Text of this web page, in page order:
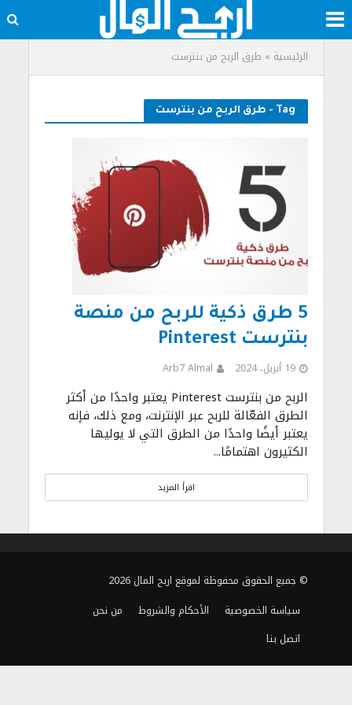
الرئيسية » طرق الربح من بنترست
Tag - طرق الربح من بنترست
5 طرق ذكية للربح من منصة
بنترست Pinterest
19 أبريل، 2024 Arb7 Almal
الربح من بنترست Pinterest يعتبر واحدًا من أكثر
الطرق الفعّالة للربح عبر الإنترنت، ومع ذلك، فإنه
يعتبر أيضًا واحدًا من الطرق التي لا يوليها
الكثيرون اهتمامًا...
اقرأ المزيد
© جميع الحقوق محفوظة لموقع اربح المال 2026
سياسة الخصوصية
الأحكام والشروط
من نحن
اتصل بنا